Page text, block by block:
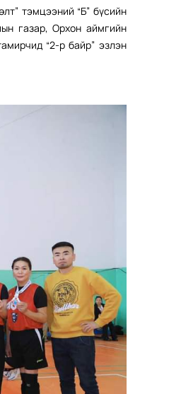
тэмцээний “Б” бүсийн
газар, Орхон аймгийн
“2-р байр” эзлэн